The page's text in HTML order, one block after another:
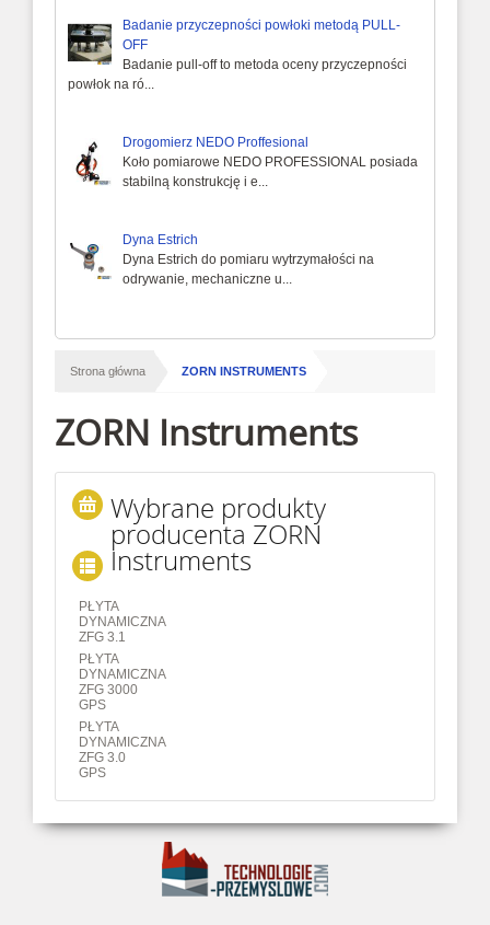
Badanie przyczepności powłoki metodą PULL-
OFF
Badanie pull-off to metoda oceny przyczepności
powłok na ró...
Drogomierz NEDO Proffesional
Koło pomiarowe NEDO PROFESSIONAL posiada
stabilną konstrukcję i e...
Dyna Estrich
Dyna Estrich do pomiaru wytrzymałości na
odrywanie, mechaniczne u...
Strona główna ZORN INSTRUMENTS
ZORN Instruments
Wybrane produkty
producenta ZORN
Instruments
PŁYTA
DYNAMICZNA
ZFG 3.1
PŁYTA
DYNAMICZNA
ZFG 3000
GPS
PŁYTA
DYNAMICZNA
ZFG 3.0
GPS